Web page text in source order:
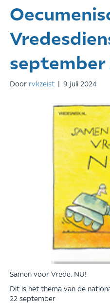
september
Door rvkzeist | 9 juli 2024
Samen voor Vrede. NU!
Dit is het thema van de
22 september